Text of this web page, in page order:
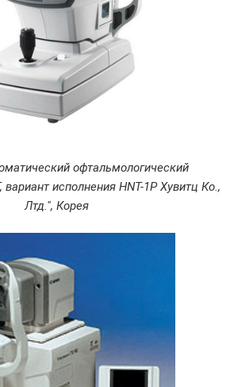
офтальмологический
вариант исполнения HNT-1P Хувитц Ко.,
Лтд.", Корея